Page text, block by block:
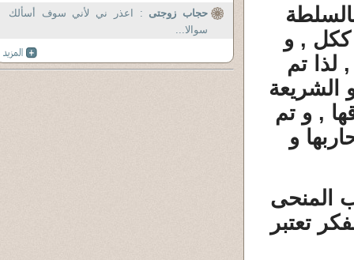
ككل , و
لذا تم
الشريعة
, و تم
و
المنحى
تعتبر
حجاب زوجتى : اعذر ني لأني سوف أسألك
سوالا...